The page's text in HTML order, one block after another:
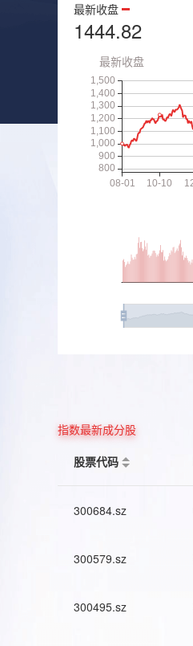
最新收盘
1444.82
指数最新成分股
股票代码
300684.sz
300579.sz
300495.sz